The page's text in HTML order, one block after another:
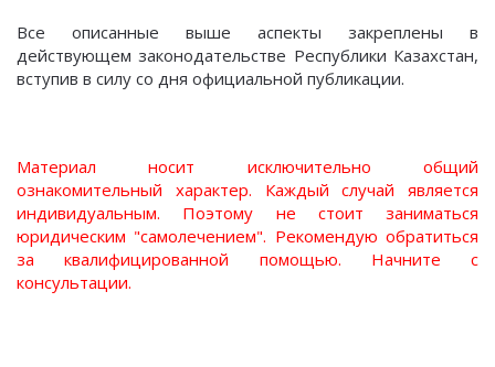
Все описанные выше аспекты закреплены в
действующем законодательстве Республики Казахстан,
вступив в силу со дня официальной публикации.
Материал носит исключительно общий
ознакомительный характер. Каждый случай является
индивидуальным. Поэтому не стоит заниматься
юридическим "самолечением". Рекомендую обратиться
за квалифицированной помощью. Начните с
консультации.